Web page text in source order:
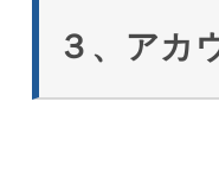
３、アカ